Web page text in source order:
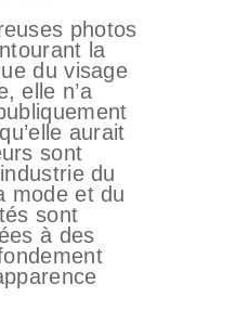
photos
la
du visage
elle n’a
aurait
sont
du
mode et du
sont
à des